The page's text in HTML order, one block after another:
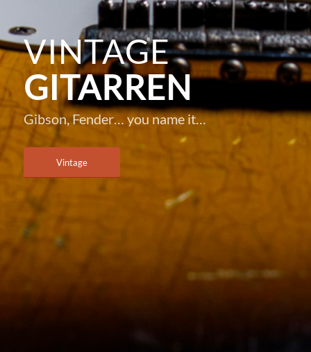
VINTAGE
GITARREN
Gibson, Fender… you name it…
Vintage